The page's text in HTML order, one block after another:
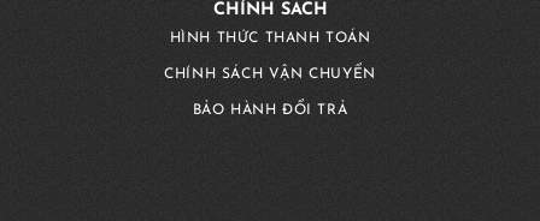
CHÍNH SÁCH
HÌNH THỨC THANH TOÁN
CHÍNH SÁCH VẬN CHUYỂN
BẢO HÀNH ĐỔI TRẢ